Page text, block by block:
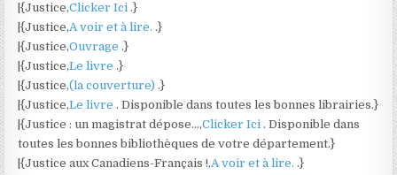
|{Justice,Clicker Ici.}
|{Justice,A voir et à lire..}
|{Justice,Ouvrage.}
|{Justice,Le livre.}
|{Justice,(la couverture).}
|{Justice,Le livre. Disponible dans toutes les bonnes librairies.}
|{Justice : un magistrat dépose…,Clicker Ici. Disponible dans
toutes les bonnes bibliothèques de votre département.}
|{Justice aux Canadiens-Français !,A voir et à lire..}